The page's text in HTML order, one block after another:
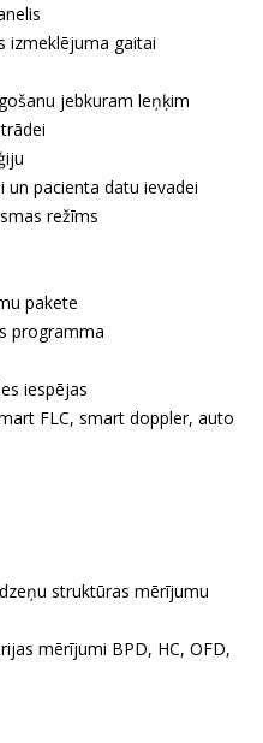
izmeklējuma gaitai
jebkuram leņķim
un pacienta datu ievadei
režīms
pakete
programma
iespējas
FLC, smart doppler, auto
struktūras mērījumu
mērījumi BPD, HC, OFD,